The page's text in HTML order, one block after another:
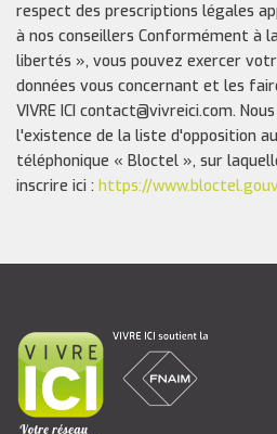
respect des prescriptions légales
à nos conseillers Conformément à
libertés », vous pouvez exercer
données vous concernant et les
VIVRE ICI contact@vivreici.com.
l'existence de la liste d'opposition
téléphonique « Bloctel », sur
inscrire ici : https://